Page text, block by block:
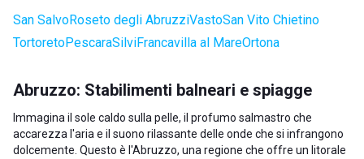
San SalvoRoseto degli AbruzziVastoSan Vito Chietino
TortoretoPescaraSilviFrancavilla al MareOrtona
Abruzzo: Stabilimenti balneari e spiagge
Immagina il sole caldo sulla pelle, il profumo salmastro che
accarezza l'aria e il suono rilassante delle onde che si infrangono
dolcemente. Questo è l'Abruzzo, una regione che offre un litorale